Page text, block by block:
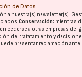
de Datos
a nuestra(s) newsletter(s).
Conservación: mientras
cederse a otras empresas del
del tratatamiento y
presentar reclamación ante